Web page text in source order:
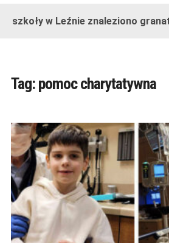
szkoły w Leźnie znaleziono granat!
Tag: pomoc charytatywna